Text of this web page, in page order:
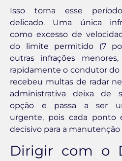
Isso torna esse
delicado. Uma única
como excesso de
do limite permitido (7
outras infrações
rapidamente o condutor do
recebeu multas de radar
administrativa deixa de
opção e passa a ser
urgente, pois cada ponto
decisivo para a
Dirigir com o